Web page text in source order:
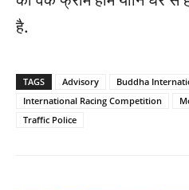
है.
TAGS Advisory
Buddha
International Racing Competition
Traffic Police